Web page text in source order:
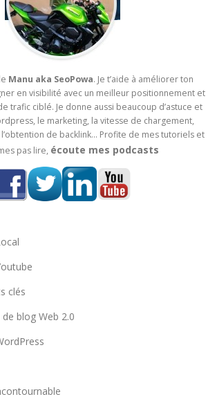
Manu aka SeoPowa. Je t’aide à améliorer ton
en visibilité avec un meilleur positionnement et
trafic ciblé. Je donne aussi beaucoup d’astuce et
le marketing, la vitesse de chargement,
l’obtention de backlink… Profite de mes tutoriels et
pas lire, écoute mes podcasts
clés
blog Web 2.0